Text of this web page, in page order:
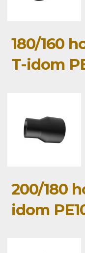
180/160
T-idom
200/180
idom